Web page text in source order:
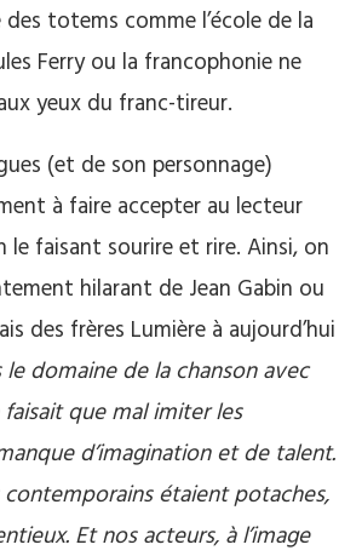
totems comme l’école de la
Ferry ou la francophonie ne
yeux du franc-tireur.
(et de son personnage)
à faire accepter au lecteur
le faisant sourire et rire. Ainsi, on
hilarant de Jean Gabin ou
des frères Lumière à aujourd’hui
domaine de la chanson avec
que mal imiter les
d’imagination et de talent.
contemporains étaient potaches,
Et nos acteurs, à l’image